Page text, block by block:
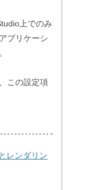
上でのみ
プリケーシ
この設定項
レンダリン